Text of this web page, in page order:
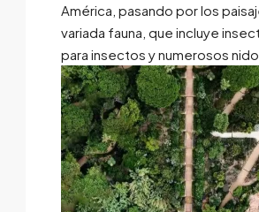
América, pasando por los
variada fauna, que incluye
para insectos y numerosos